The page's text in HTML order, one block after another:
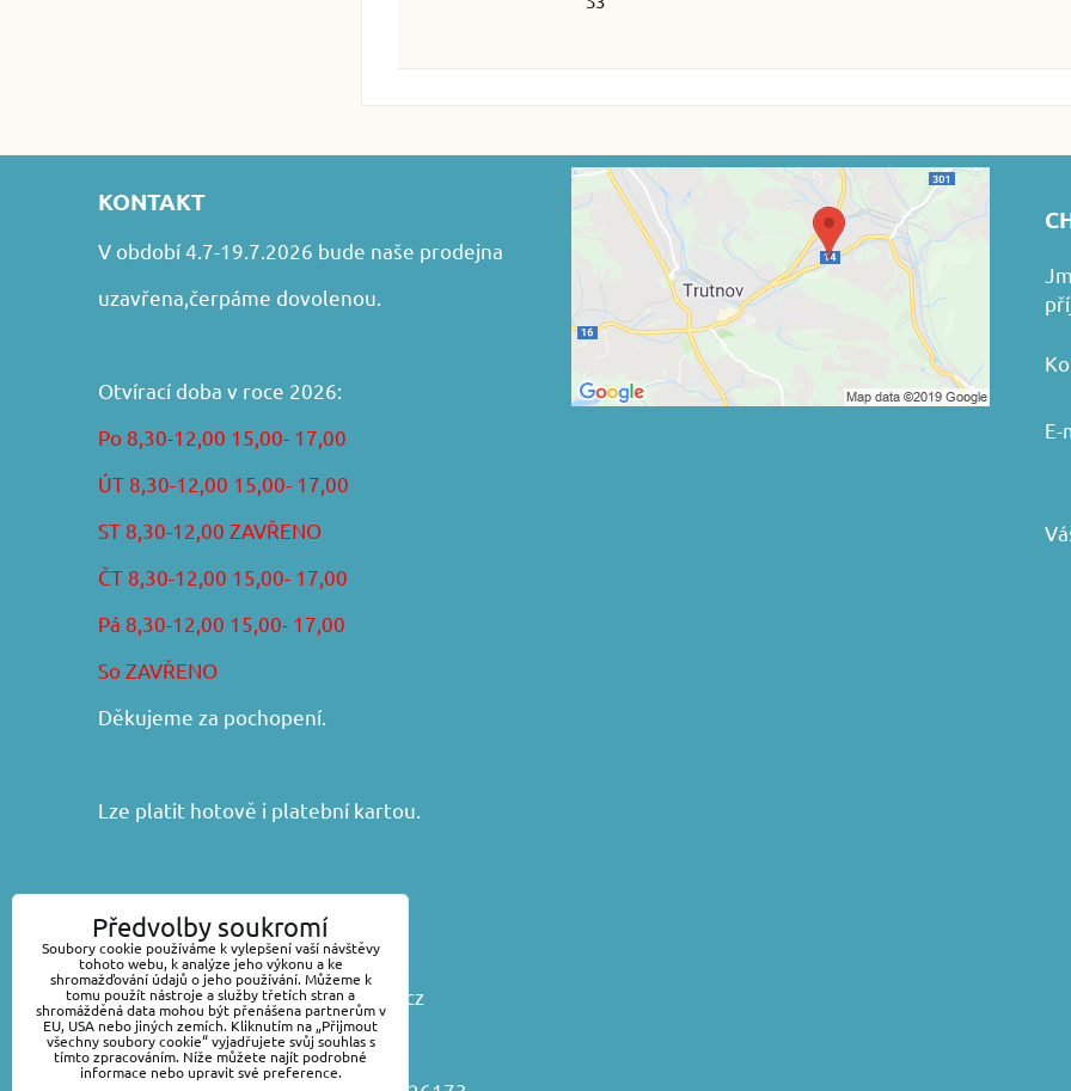
KONTAKT
V období 4.7-19.7.2026 bude naše prodejna
uzavřena,čerpáme dovolenou.
Otvírací doba v roce 2026:
Po 8,30-12,00 15,00- 17,00
ÚT 8,30-12,00 15,00- 17,00
ST 8,30-12,00 ZAVŘENO
ČT 8,30-12,00 15,00- 17,00
Pá 8,30-12,00 15,00- 17,00
So ZAVŘENO
Děkujeme za pochopení.
Lze platit hotově i platební kartou.
František Iša - DIRAKO
Náchodská 368, 54101 Trutnov
www.vsepropraci.cz,www.dirako.cz
E-mail:obchod@vsepropraci.cz
Předvolby soukromí
Soubory cookie používáme k vylepšení vaší návštěvy
tohoto webu, k analýze jeho výkonu a ke
shromažďování údajů o jeho používání. Můžeme k
tomu použít nástroje a služby třetích stran a
shromážděná data mohou být přenášena partnerům v
EU, USA nebo jiných zemích. Kliknutím na „Přijmout
všechny soubory cookie“ vyjadřujete svůj souhlas s
tímto zpracováním. Níže můžete najít podrobné
informace nebo upravit své preference.